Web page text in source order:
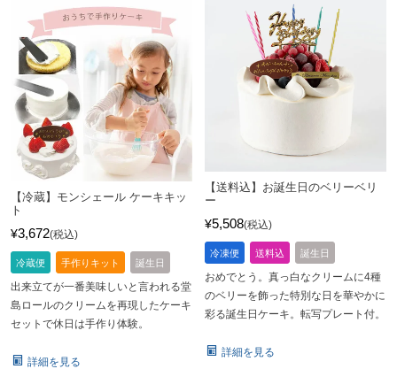
【冷蔵】モンシェール ケーキキッ
ト
¥3,672 税込
冷蔵便 手作りキット 誕生日
出来立てが一番美味しいと言われる堂
島ロールのクリームを再現したケーキ
セットで休日は手作り体験。
詳細を見る
【送料込】お誕生日のベリーベリ
ー
¥5,508 税込
冷凍便 送料込 誕生日
おめでとう。真っ白なクリームに4種
のベリーを飾った特別な日を華やかに
彩る誕生日ケーキ。転写プレート付。
詳細を見る